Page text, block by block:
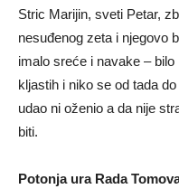
Stric Marijin, sveti Petar,
nesuđenog zeta i njegovo
imalo sreće i navake –
kljastih i niko se od tada
udao ni oženio a da nije
biti.
Potonja ura Rada